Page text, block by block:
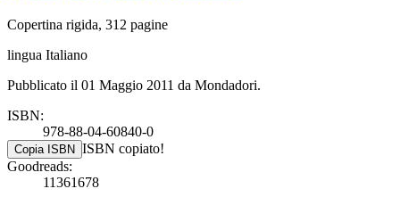
Copertina rigida, 312 pagine
lingua Italiano
Pubblicato il 01 Maggio 2011 da Mondadori.
ISBN:
978-88-04-60840-0
Copia ISBN ISBN copiato!
Goodreads:
11361678